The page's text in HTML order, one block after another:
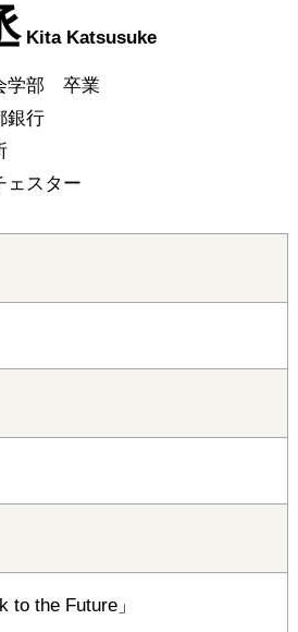
Kita Katsusuke
学部 卒業
銀行
スター
to the Future」